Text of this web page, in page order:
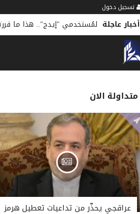
تسجيل دخول
أخبار عاجلة لمُستخدمي "إيدج".. هذا ما
متداولة الان
عراقجي يحذّر من تداعيات تعطيل هرمز